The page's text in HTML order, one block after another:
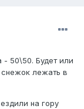
- 50\50. Будет или
лежать в
на гору